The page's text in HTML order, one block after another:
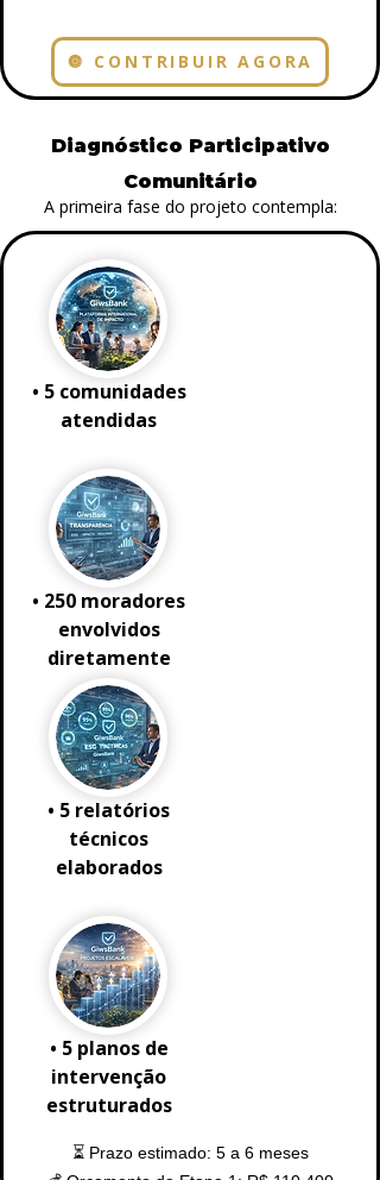
🔘 CONTRIBUIR AGORA
Diagnóstico Participativo
Comunitário
A primeira fase do projeto contempla:
• 5 comunidades
atendidas
• 250 moradores
envolvidos
diretamente
• 5 relatórios
técnicos
elaborados
• 5 planos de
intervenção
estruturados
⏳ Prazo estimado: 5 a 6 meses